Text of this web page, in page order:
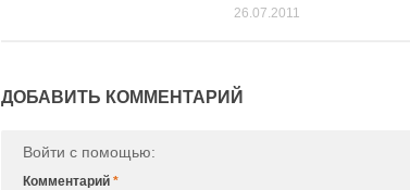
26.07.2011
ДОБАВИТЬ КОММЕНТАРИЙ
Войти с помощью:
Комментарий *